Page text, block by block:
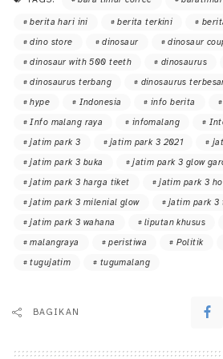
berita hari ini berita terkini
dino store
dinosaur
dinosaur
dinosaur with 500 teeth
dinosaurus
dinosaurus terbang
dinosaurus
hype
Indonesia info berita
Info malang raya
infomalang
jatim park 3
jatim park 3 2021
jatim park 3 buka
jatim park 3 glow
jatim park 3 harga tiket
jatim park 3
jatim park 3 milenial glow
jatim park 3
jatim park 3 wahana
liputan khusus
malangraya
peristiwa Politik
tugujatim
tugumalang
BAGIKAN